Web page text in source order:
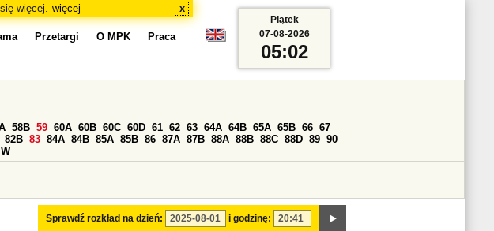
więcej. więcej x
Przetargi O MPK Praca
Sprawdź rozkład na dzień: i godzinę:
58B 59 60A 60B 60C 60D 61 62 63 64A 64B 65A 65B 66 67
82B 83 84A 84B 85A 85B 86 87A 87B 88A 88B 88C 88D 89 90
W
Piątek
07-08-2026
05:02